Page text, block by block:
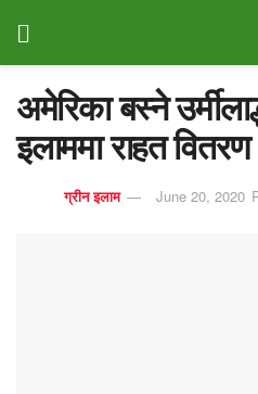
अमेरिका बस्ने
इलाममा राहत वितरण
ग्रीन इलाम June 20, 2020